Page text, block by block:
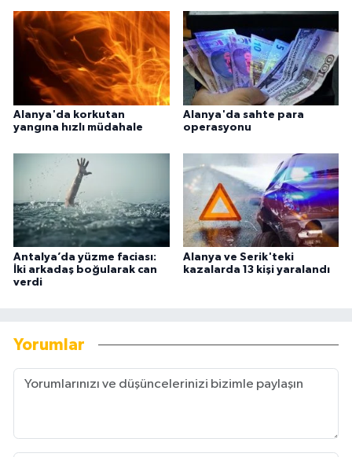
Alanya'da korkutan
yangına hızlı müdahale
Alanya'da sahte para
operasyonu
Antalya’da yüzme faciası:
İki arkadaş boğularak can
verdi
Alanya ve Serik'teki
kazalarda 13 kişi yaralandı
Yorumlar